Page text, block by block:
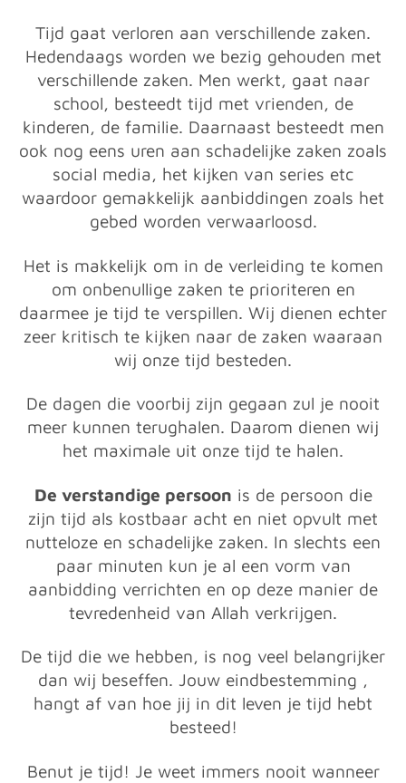
Tijd gaat verloren aan verschillende zaken.
Hedendaags worden we bezig gehouden met
verschillende zaken. Men werkt, gaat naar
school, besteedt tijd met vrienden, de
kinderen, de familie. Daarnaast besteedt men
ook nog eens uren aan schadelijke zaken zoals
social media, het kijken van series etc
waardoor gemakkelijk aanbiddingen zoals het
gebed worden verwaarloosd.
Het is makkelijk om in de verleiding te komen
om onbenullige zaken te prioriteren en
daarmee je tijd te verspillen. Wij dienen echter
zeer kritisch te kijken naar de zaken waaraan
wij onze tijd besteden.
De dagen die voorbij zijn gegaan zul je nooit
meer kunnen terughalen. Daarom dienen wij
het maximale uit onze tijd te halen.
De verstandige persoon is de persoon die
zijn tijd als kostbaar acht en niet opvult met
nutteloze en schadelijke zaken. In slechts een
paar minuten kun je al een vorm van
aanbidding verrichten en op deze manier de
tevredenheid van Allah verkrijgen.
De tijd die we hebben, is nog veel belangrijker
dan wij beseffen. Jouw eindbestemming ,
hangt af van hoe jij in dit leven je tijd hebt
besteed!
Benut je tijd! Je weet immers nooit wanneer